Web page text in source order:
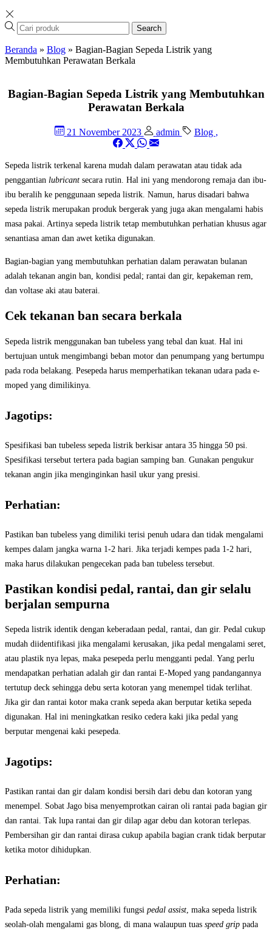
Search
Beranda » Blog » Bagian-Bagian Sepeda Listrik yang
Membutuhkan Perawatan Berkala
Bagian-Bagian Sepeda Listrik yang Membutuhkan
Perawatan Berkala
21 November 2023 admin Blog ,
Sepeda listrik terkenal karena mudah dalam perawatan atau tidak ada
penggantian lubricant secara rutin. Hal ini yang mendorong remaja dan ibu-
ibu beralih ke penggunaan sepeda listrik. Namun, harus disadari bahwa
sepeda listrik merupakan produk bergerak yang juga akan mengalami habis
masa pakai. Artinya sepeda listrik tetap membutuhkan perhatian khusus agar
senantiasa aman dan awet ketika digunakan.
Bagian-bagian yang membutuhkan perhatian dalam perawatan bulanan
adalah tekanan angin ban, kondisi pedal; rantai dan gir, kepakeman rem,
dan voltase aki atau baterai.
Cek tekanan ban secara berkala
Sepeda listrik menggunakan ban tubeless yang tebal dan kuat. Hal ini
bertujuan untuk mengimbangi beban motor dan penumpang yang bertumpu
pada roda belakang. Pesepeda harus memperhatikan tekanan udara pada e-
moped yang dimilikinya.
Jagotips:
Spesifikasi ban tubeless sepeda listrik berkisar antara 35 hingga 50 psi.
Spesifikasi tersebut tertera pada bagian samping ban. Gunakan pengukur
tekanan angin jika menginginkan hasil ukur yang presisi.
Perhatian:
Pastikan ban tubeless yang dimiliki terisi penuh udara dan tidak mengalami
kempes dalam jangka warna 1-2 hari. Jika terjadi kempes pada 1-2 hari,
maka harus dilakukan pengecekan pada ban tubeless tersebut.
Pastikan kondisi pedal, rantai, dan gir selalu
berjalan sempurna
Sepeda listrik identik dengan keberadaan pedal, rantai, dan gir. Pedal cukup
mudah diidentifikasi jika mengalami kerusakan, jika pedal mengalami seret,
atau plastik nya lepas, maka pesepeda perlu mengganti pedal. Yang perlu
mendapatkan perhatian adalah gir dan rantai E-Moped yang pandangannya
tertutup deck sehingga debu serta kotoran yang menempel tidak terlihat.
Jika gir dan rantai kotor maka crank sepeda akan berputar ketika sepeda
digunakan. Hal ini meningkatkan resiko cedera kaki jika pedal yang
berputar mengenai kaki pesepeda.
Jagotips:
Pastikan rantai dan gir dalam kondisi bersih dari debu dan kotoran yang
menempel. Sobat Jago bisa menyemprotkan cairan oli rantai pada bagian gir
dan rantai. Tak lupa rantai dan gir dilap agar debu dan kotoran terlepas.
Pembersihan gir dan rantai dirasa cukup apabila bagian crank tidak berputar
ketika motor dihidupkan.
Perhatian:
Pada sepeda listrik yang memiliki fungsi pedal assist, maka sepeda listrik
seolah-olah mengalami gas blong, di mana walaupun tuas speed grip pada